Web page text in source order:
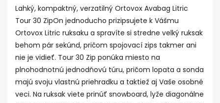
Lahký, kompaktný, verzatilný Ortovox Avabag Litric
Tour 30 ZipOn jednoducho prizipsujete k Vášmu
Ortovox Litric ruksaku a spravíte si stredne velký ruksak
behom pár sekúnd, pričom spojovací zips takmer ani
nie je vidieť. Tour 30 Zip ponúka miesto na
plnohodnotnú jednodňovú túru, pričom lopata a sonda
majú svoju vlastnú priehradku a taktiež aj Vaše osobné
veci. Na ruksak viete prinúť snowboard, lyže diagonálne